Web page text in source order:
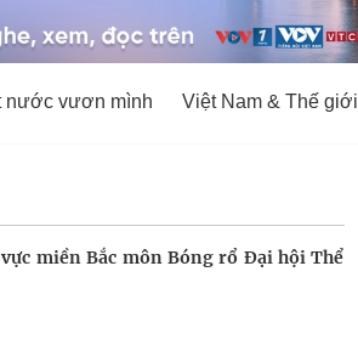
nước vươn mình Việt Nam & Thế giới
miền Bắc môn Bóng rổ Đại hội Thể